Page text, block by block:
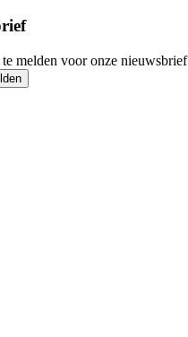
melden voor onze nieuwsbrief